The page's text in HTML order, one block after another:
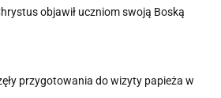
objawił uczniom swoją Boską
przygotowania do wizyty papieża w